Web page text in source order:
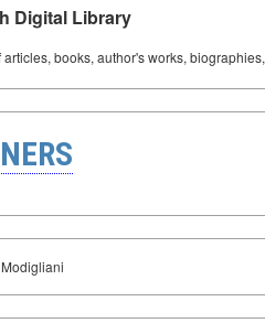
Digital Library
books, author's works,